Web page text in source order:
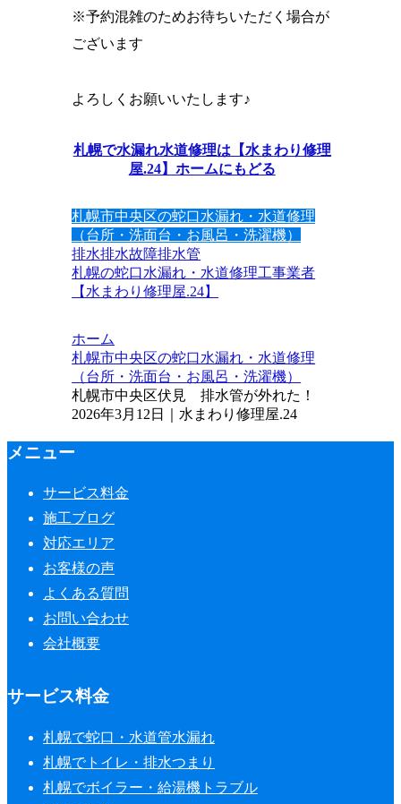
※予約混雑のためお待ちいただく場合が
ございます
よろしくお願いいたします♪
札幌で水漏れ水道修理は【水まわり修理
屋.24】ホームにもどる
札幌市中央区の蛇口水漏れ・水道修理
（台所・洗面台・お風呂・洗濯機）
排水排水故障排水管
札幌の蛇口水漏れ・水道修理工事業者
【水まわり修理屋.24】
ホーム
札幌市中央区の蛇口水漏れ・水道修理
（台所・洗面台・お風呂・洗濯機）
札幌市中央区伏見 排水管が外れた！
2026年3月12日｜水まわり修理屋.24
メニュー
サービス料金
施工ブログ
対応エリア
お客様の声
よくある質問
お問い合わせ
会社概要
サービス料金
札幌で蛇口・水道管水漏れ
札幌でトイレ・排水つまり
札幌でボイラー・給湯機トラブル